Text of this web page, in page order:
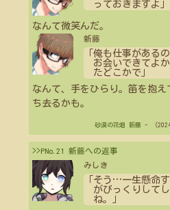
っておきますよ」
なんて微笑んだ。
新藤
「俺も仕事がある
お会いできてよ
たどこかで」
なんて、手をひらり。笛を抱え
ち去るかも。
砂漠の花畑 新藤 - （
>>PNo.21 新藤への返事
みしき
「そう …一生懸命
がびっくりして
ね。」